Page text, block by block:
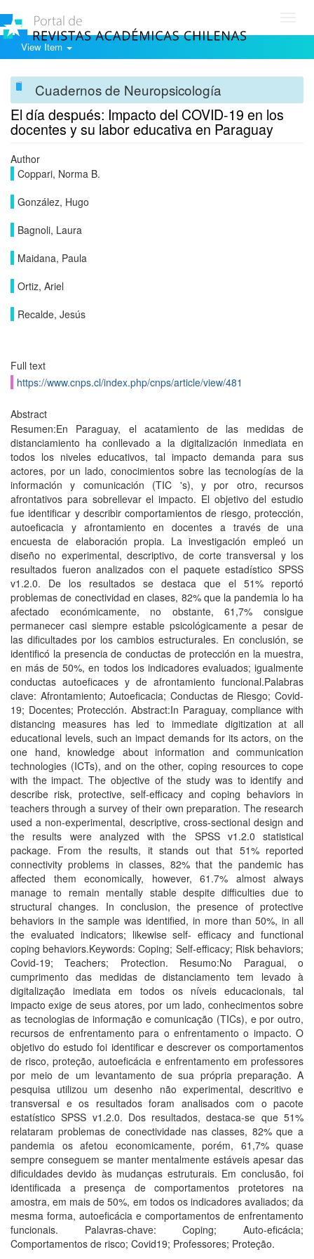
View Item
Cuadernos de Neuropsicología
El día después: Impacto del COVID-19 en los
docentes y su labor educativa en Paraguay
Author
Coppari, Norma B.
González, Hugo
Bagnoli, Laura
Maidana, Paula
Ortiz, Ariel
Recalde, Jesús
Full text
https://www.cnps.cl/index.php/cnps/article/view/481
Abstract
Resumen:En Paraguay, el acatamiento de las medidas de
distanciamiento ha conllevado a la digitalización inmediata en
todos los niveles educativos, tal impacto demanda para sus
actores, por un lado, conocimientos sobre las tecnologías de la
información y comunicación (TIC 's), y por otro, recursos
afrontativos para sobrellevar el impacto. El objetivo del estudio
fue identificar y describir comportamientos de riesgo, protección,
autoeficacia y afrontamiento en docentes a través de una
encuesta de elaboración propia. La investigación empleó un
diseño no experimental, descriptivo, de corte transversal y los
resultados fueron analizados con el paquete estadístico SPSS
v1.2.0. De los resultados se destaca que el 51% reportó
problemas de conectividad en clases, 82% que la pandemia lo ha
afectado económicamente, no obstante, 61,7% consigue
permanecer casi siempre estable psicológicamente a pesar de
las dificultades por los cambios estructurales. En conclusión, se
identificó la presencia de conductas de protección en la muestra,
en más de 50%, en todos los indicadores evaluados; igualmente
conductas autoeficaces y de afrontamiento funcional.Palabras
clave: Afrontamiento; Autoeficacia; Conductas de Riesgo; Covid-
19; Docentes; Protección. Abstract:In Paraguay, compliance with
distancing measures has led to immediate digitization at all
educational levels, such an impact demands for its actors, on the
one hand, knowledge about information and communication
technologies (ICTs), and on the other, coping resources to cope
with the impact. The objective of the study was to identify and
describe risk, protective, self-efficacy and coping behaviors in
teachers through a survey of their own preparation. The research
used a non-experimental, descriptive, cross-sectional design and
the results were analyzed with the SPSS v1.2.0 statistical
package. From the results, it stands out that 51% reported
connectivity problems in classes, 82% that the pandemic has
affected them economically, however, 61.7% almost always
manage to remain mentally stable despite difficulties due to
structural changes. In conclusion, the presence of protective
behaviors in the sample was identified, in more than 50%, in all
the evaluated indicators; likewise self- efficacy and functional
coping behaviors.Keywords: Coping; Self-efficacy; Risk behaviors;
Covid-19; Teachers; Protection. Resumo:No Paraguai, o
cumprimento das medidas de distanciamento tem levado à
digitalização imediata em todos os níveis educacionais, tal
impacto exige de seus atores, por um lado, conhecimentos sobre
as tecnologias de informação e comunicação (TICs), e por outro,
recursos de enfrentamento para o enfrentamento o impacto. O
objetivo do estudo foi identificar e descrever os comportamentos
de risco, proteção, autoeficácia e enfrentamento em professores
por meio de um levantamento de sua própria preparação. A
pesquisa utilizou um desenho não experimental, descritivo e
transversal e os resultados foram analisados com o pacote
estatístico SPSS v1.2.0. Dos resultados, destaca-se que 51%
relataram problemas de conectividade nas classes, 82% que a
pandemia os afetou economicamente, porém, 61,7% quase
sempre conseguem se manter mentalmente estáveis apesar das
dificuldades devido às mudanças estruturais. Em conclusão, foi
identificada a presença de comportamentos protetores na
amostra, em mais de 50%, em todos os indicadores avaliados; da
mesma forma, autoeficácia e comportamentos de enfrentamento
funcionais. Palavras-chave: Coping; Auto-eficácia;
Comportamentos de risco; Covid19; Professores; Proteção.